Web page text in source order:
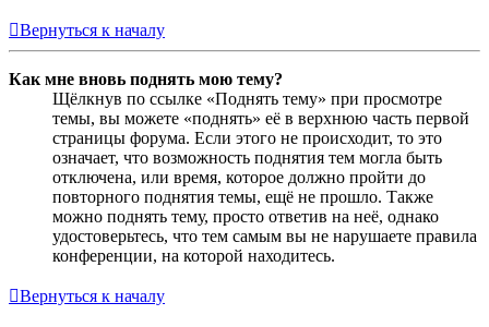
Вернуться к началу
Как мне вновь поднять мою тему?
Щёлкнув по ссылке «Поднять тему» при просмотре
темы, вы можете «поднять» её в верхнюю часть первой
страницы форума. Если этого не происходит, то это
означает, что возможность поднятия тем могла быть
отключена, или время, которое должно пройти до
повторного поднятия темы, ещё не прошло. Также
можно поднять тему, просто ответив на неё, однако
удостоверьтесь, что тем самым вы не нарушаете правила
конференции, на которой находитесь.
Вернуться к началу